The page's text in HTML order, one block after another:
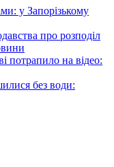
у Запорізькому
про розподіл
потрапило на відео:
без води: